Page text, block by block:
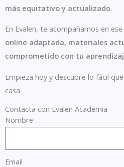
más equitativo y actualizado.
En Evalen, te acompañamos en
online adaptada, materiales
comprometido con tu
Empieza hoy y descubre lo fácil
casa.
Contacta con Evalen Academia
Nombre
Email